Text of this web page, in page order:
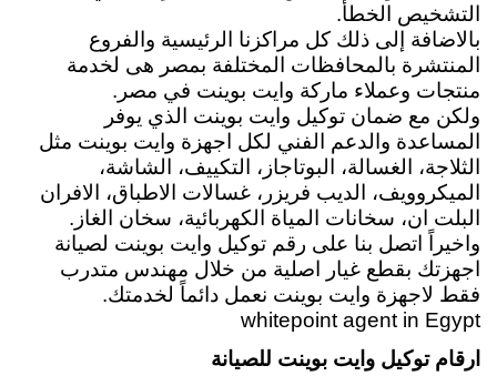
التشخيص الخطأ.
بالاضافة إلى ذلك كل مراكزنا الرئيسية والفروع
المنتشرة بالمحافظات المختلفة بمصر هى لخدمة
منتجات وعملاء ماركة وايت بوينت في مصر.
ولكن مع ضمان توكيل وايت بوينت الذي يوفر
المساعدة والدعم الفني لكل اجهزة وايت بوينت مثل
الثلاجة، الغسالة، البوتاجاز، التكييف، الشاشة،
الميكروويف، الديب فريزر، غسالات الاطباق، الافران
البلت ان، سخانات المياة الكهربائية، سخان الغاز.
واخيراً اتصل بنا على رقم توكيل وايت بوينت لصيانة
اجهزتك بقطع غيار اصلية من خلال مهندس متدرب
فقط لاجهزة وايت بوينت نعمل دائماً لخدمتك.
whitepoint agent in Egypt
ارقام توكيل وايت بوينت للصيانة